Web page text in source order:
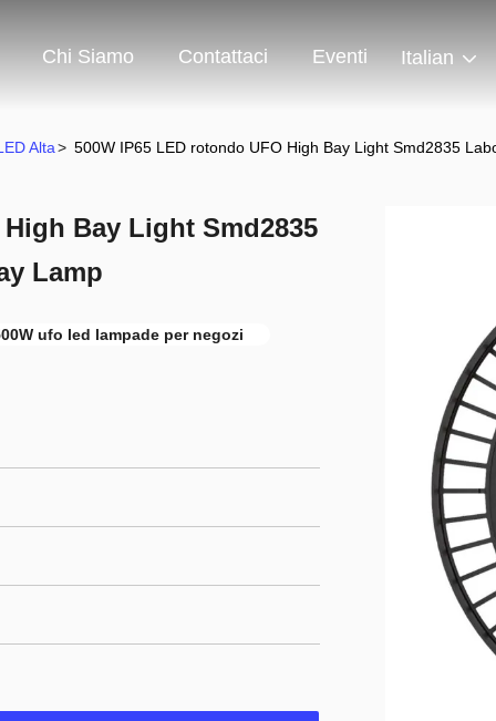
Chi Siamo Contattaci Eventi Italian
Alta> 500W IP65 LED rotondo UFO High Bay Light Smd2835
Bay Light Smd2835
Lamp
ufo led lampade per negozi